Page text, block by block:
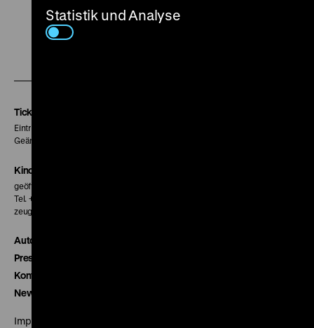
Tickets
Eintritt 5 €
Geänderte Preise sind im Programm vermerkt.
Kinokasse
geöffnet 30 Minuten vor Beginn der ersten Vorstellung
Tel. + 49 30 20304-770
zeughauskino@dhm.de
Autor*innen
Presse
Kontakt
Newsletter
Impressum
Statistik und Analyse